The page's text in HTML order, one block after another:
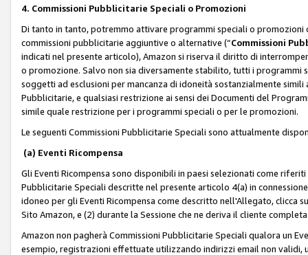
4. Commissioni Pubblicitarie Speciali o Promozioni
Di tanto in tanto, potremmo attivare programmi speciali o
commissioni pubblicitarie aggiuntive o alternative (“Commissioni
indicati nel presente articolo), Amazon si riserva il diritto di
o promozione. Salvo non sia diversamente stabilito, tutti i
soggetti ad esclusioni per mancanza di idoneità sostanzialmente
Pubblicitarie, e qualsiasi restrizione ai sensi dei Documenti del
simile quale restrizione per i programmi speciali o per le promozioni.
Le seguenti Commissioni Pubblicitarie Speciali sono attualmente
(a) Eventi Ricompensa
Gli Eventi Ricompensa sono disponibili in paesi selezionati come
Pubblicitarie Speciali descritte nel presente articolo 4(a) in
idoneo per gli Eventi Ricompensa come descritto nell'Allegato, clicca
Sito Amazon, e (2) durante la Sessione che ne deriva il cliente
Amazon non pagherà Commissioni Pubblicitarie Speciali qualora un
esempio, registrazioni effettuate utilizzando indirizzi email non